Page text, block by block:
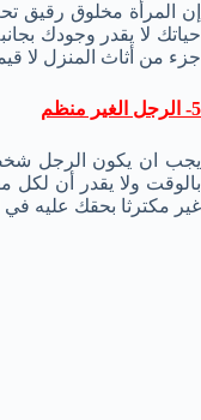
إن المرأة مخلوق رقيق
حياتك لا يقدر وجودك
جزء من أثاث المنزل لا
5- الرجل الغير منظم
يجب ان يكون الرجل
بالوقت ولا يقدر أن
غير مكترثا بحقك عليه